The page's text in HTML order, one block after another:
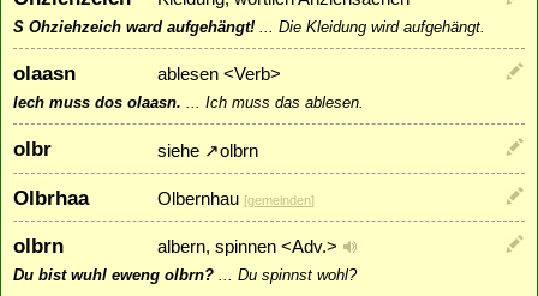
S Ohziehzeich ward aufgehängt! Die Kleidung wird aufgehängt.
olaasn ablesen <Verb>
Iech muss dos olaasn. Ich muss das ablesen.
olbr siehe ↗olbrn
Olbrhaa Olbernhau [gemeinden]
olbrn albern, spinnen <Adv.>
Du bist wuhl eweng olbrn? Du spinnst wohl?